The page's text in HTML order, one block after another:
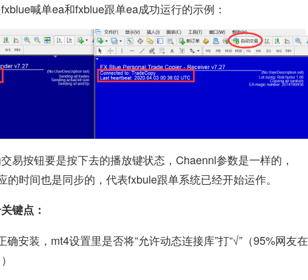
喊单ea和fxblue跟单ea成功运行的示例：
易按钮要是按下去的播放键状态，Chaennl参数是一样的，
的时间也是同步的，代表fxbule跟单系统已经开始运作。
键点：
确安装，mt4设置里是否将“允许动态连接库”打“√”（95%网友在